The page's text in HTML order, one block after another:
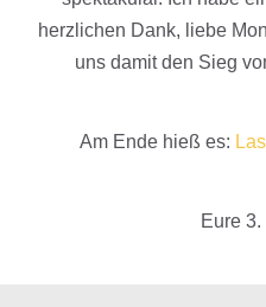
herzlichen Dank, liebe
uns damit den Sieg
Am Ende hieß es:
Eure